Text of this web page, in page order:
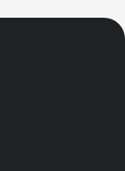
위